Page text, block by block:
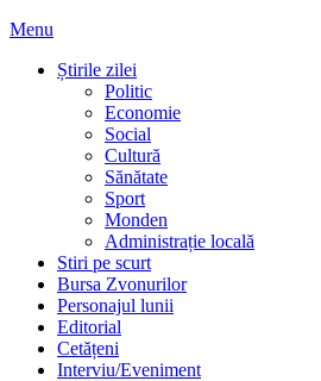
Menu
Știrile zilei
Politic
Economie
Social
Cultură
Sănătate
Sport
Monden
Administrație locală
Stiri pe scurt
Bursa Zvonurilor
Personajul lunii
Editorial
Cetățeni
Interviu/Eveniment